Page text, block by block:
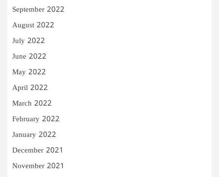
September 2022
August 2022
July 2022
June 2022
May 2022
April 2022
March 2022
February 2022
January 2022
December 2021
November 2021